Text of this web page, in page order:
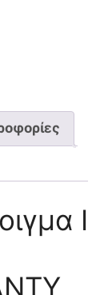
I